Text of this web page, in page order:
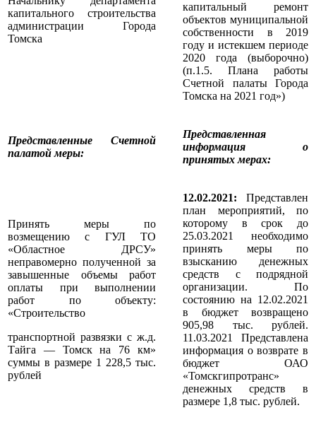
капитального строительства
администрации Города
Томска
капитальный ремонт
объектов муниципальной
собственности в 2019
году и истекшем периоде
2020 года (выборочно)
(п.1.5. Плана работы
Счетной палаты Города
Томска на 2021 год»)
Представленные Счетной
палатой меры:
Представленная
информация о
принятых мерах:
Принять меры по
возмещению с ГУЛ ТО
«Областное ДРСУ»
неправомерно полученной за
завышенные объемы работ
оплаты при выполнении
работ по объекту:
«Строительство
транспортной развязки с ж.д.
Тайга — Томск на 76 км»
суммы в размере 1 228,5 тыс.
рублей
12.02.2021: Представлен
план мероприятий, по
которому в срок до
25.03.2021 необходимо
принять меры по
взысканию денежных
средств с подрядной
организации. По
состоянию на 12.02.2021
в бюджет возвращено
905,98 тыс. рублей.
11.03.2021 Представлена
информация о возврате в
бюджет ОАО
«Томскгипротранс»
денежных средств в
размере 1,8 тыс. рублей.